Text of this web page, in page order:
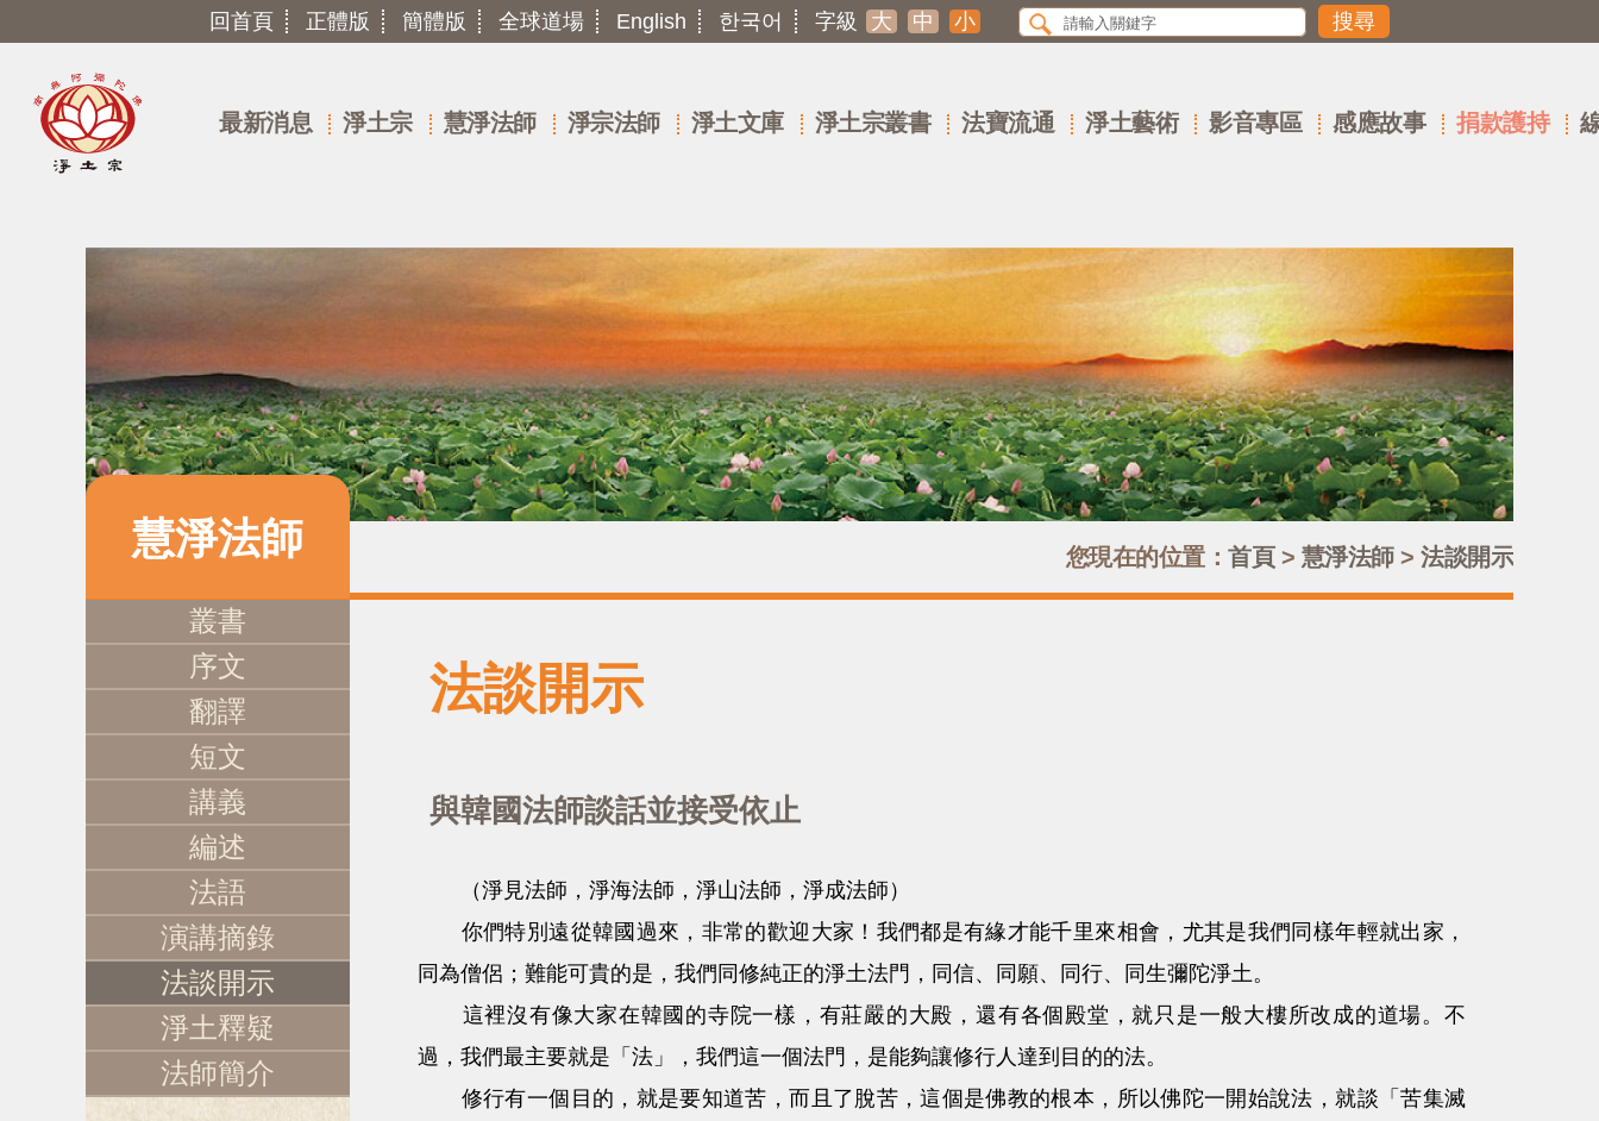
回首頁 正體版 簡體版 全球道場 English 한국어 字級 大 中 小
最新消息 淨土宗 慧淨法師 淨宗法師 淨土文庫 淨土宗叢書 法寶流通 淨土藝術 影音專區 感應故事 捐款護持
慧淨法師 您現在的位置： 首頁> 慧淨法師> 法談開示
叢書
序文
翻譯
短文
講義
編述
法語
演講摘錄
法談開示
淨土釋疑
法師簡介
法談開示
與韓國法師談話並接受依止
（淨見法師，淨海法師，淨山法師，淨成法師）
你們特別遠從韓國過來，非常的歡迎大家！我們都是有緣才能千里來相會，尤其是我們同樣年輕就出家，
同為僧侶；難能可貴的是，我們同修純正的淨土法門，同信、同願、同行、同生彌陀淨土。
這裡沒有像大家在韓國的寺院一樣，有莊嚴的大殿，還有各個殿堂，就只是一般大樓所改成的道場。不
過，我們最主要就是「法」，我們這一個法門，是能夠讓修行人達到目的的法。
修行有一個目的，就是要知道苦，而且了脫苦，這個是佛教的根本，所以佛陀一開始說法，就談「苦集滅